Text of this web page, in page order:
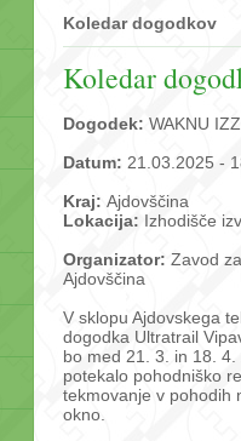
Koledar dogodkov
Koledar
Dogodek: WAKNU
Datum: 21.03.2025 -
Kraj: Ajdovščina
Lokacija: Izhodišče
Organizator: Zavod
Ajdovščina
V sklopu Ajdovskega
dogodka Ultratrail
bo med 21. 3. in 18. 4.
potekalo pohodniško
tekmovanje v pohodih
okno.